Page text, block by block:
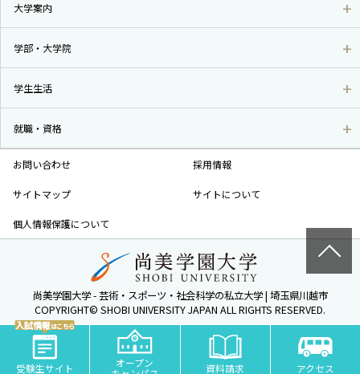
入試情報はこちら
受験生サイト オープン 資料請求 アクセス
大学案内
学部・大学院
学生生活
就職・資格
お問い合わせ 採用情報
サイトマップ サイトについて
個人情報保護について
尚美学園大学 - 芸術・スポーツ・社会科学の私立大学 | 埼玉県川越市
COPYRIGHT© SHOBI UNIVERSITY JAPAN ALL RIGHTS RESERVED.